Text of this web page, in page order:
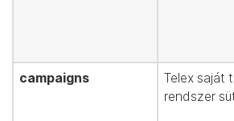
campaigns
Telex saját
rendszer